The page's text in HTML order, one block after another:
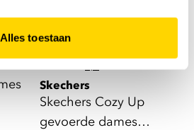
Alles toestaan
Skechers
Skechers Cozy Up
gevoerde dames